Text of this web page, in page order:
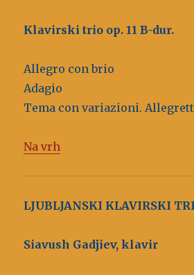
Klavirski trio op. 11 B-dur.
Allegro con brio
Adagio
Tema con variazioni.
Na vrh
LJUBLJANSKI KLAVIRSKI
Siavush Gadjiev, klavir